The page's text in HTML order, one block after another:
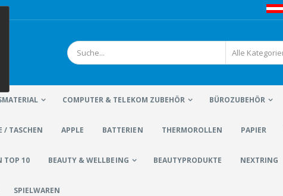
COMPUTER & TELEKOM ZUBEHÖR BÜROZUBEHÖR
/ TASCHEN APPLE BATTERIEN THERMOROLLEN PAPIER
TOP 10 BEAUTY & WELLBEING BEAUTYPRODUKTE NEXTRING
SPIELWAREN